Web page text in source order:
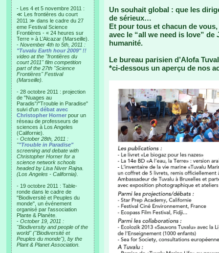
- Les 4 et 5 novembre 2011 :
≪ Les frontières du court
2011 ≫ dans le cadre du 27
eme Festival Science
Frontières - « 24 heures sur
Terre » à L’Alcazar (Marseille).
- November 4th to 5th, 2011 :
"Tuvalu Earth hour 2009" !!
video at the "frontières du
court 2011" film competition
part of the 27th "Science
Frontières" Festival
(Marseille).
- 28 octobre 2011 : projection
de "Nuages au
Paradis"/"Trouble in Paradise"
suivi d'un débat avec
Christopher Horner pour un
réseau de professeurs de
sciences à Los Angeles
(Californie).
- October 28th, 2011 :
""Trouble in Paradise"
screening and debate with
Christopher Horner for a
science network schools
headed by Lisa Niver Rajna.
(Los Angeles - California).
- 19 octobre 2011 : Table-
ronde dans le cadre de
"Biodiversité et Peuples du
monde", un événement
organisé par l'association
Plante & Planète.
- October 19, 2011 :
"Biodiversity and people of the
world" ("Biodiversité et
Peuples du monde"), by the
Plant & Planet Association.
Un souhait global : que les
de sérieux…
Et pour tous et chacun de
avec le “all we need is love”
humanité.
Le bureau parisien d’Alofa
*ci-dessous un aperçu de nos